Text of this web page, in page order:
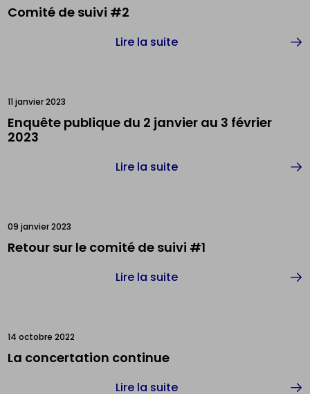
Comité de suivi #2
Lire la suite
11 janvier 2023
Enquête publique du 2 janvier au 3 février
2023
Lire la suite
09 janvier 2023
Retour sur le comité de suivi #1
Lire la suite
14 octobre 2022
La concertation continue
Lire la suite